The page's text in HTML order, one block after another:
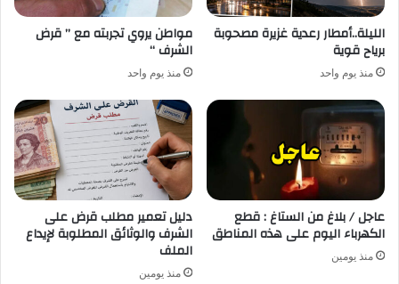
الليلة..أمطار رعدية غزيرة مصحوبة
برياح قوية
منذ يوم واحد
مواطن يروي تجربته مع ” قرض
الشرف “
منذ يوم واحد
عاجل / بلاغ من الستاغ : قطع
الكهرباء اليوم على هذه المناطق
منذ يومين
دليل تعمير مطلب قرض على
الشرف والوثائق المطلوبة لإيداع
الملف
منذ يومين